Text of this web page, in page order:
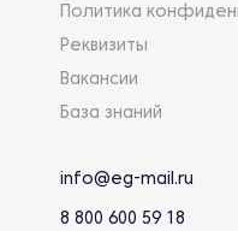
Политика
Реквизиты
Вакансии
База знаний
info@eg-mail.ru
8 800 600 59 18